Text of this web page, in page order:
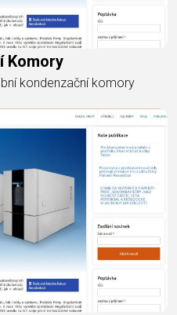
Komory
kondenzační komory